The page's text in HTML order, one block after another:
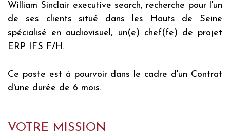
William Sinclair executive search, recherche pour l'un
de ses clients situé dans les Hauts de Seine
spécialisé en audiovisuel, un(e) chef(fe) de projet
ERP IFS F/H.
Ce poste est à pourvoir dans le cadre d'un Contrat
d'une durée de 6 mois.
VOTRE MISSION